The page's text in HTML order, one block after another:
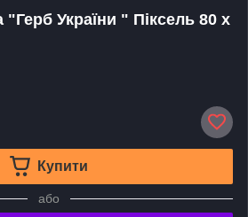
України " Піксель 80 х
Купити
або